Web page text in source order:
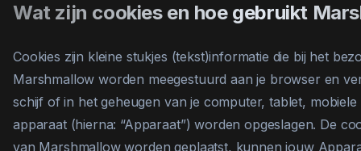
Wat zijn cookies en hoe gebruikt
Cookies zijn kleine stukjes (tekst)informatie die bij het
Marshmallow worden meegestuurd aan je browser en
schijf of in het geheugen van je computer, tablet,
apparaat (hierna: “Apparaat”) worden opgeslagen. De
van Marshmallow worden geplaatst, kunnen jouw